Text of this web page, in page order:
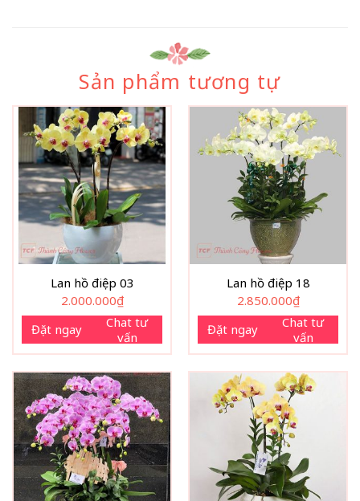
Sản phẩm tương tự
Lan hồ điệp 03
2.000.000₫
Đặt ngay
Chat tư
vấn
Lan hồ điệp 18
2.850.000₫
Đặt ngay
Chat tư
vấn